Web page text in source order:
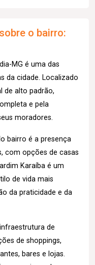
o bairro:
MG é uma das
da cidade. Localizado
de alto padrão,
e pela
moradores.
bairro é a presença
com opções de casas
Karaíba é um
de vida mais
da praticidade e da
de
de shoppings,
bares e lojas.